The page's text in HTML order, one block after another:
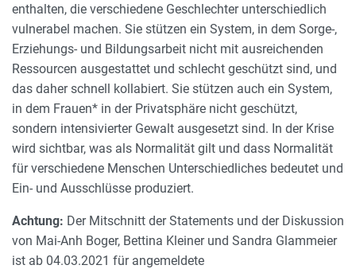
enthalten, die verschiedene Geschlechter unterschiedlich
vulnerabel machen. Sie stützen ein System, in dem Sorge-,
Erziehungs- und Bildungsarbeit nicht mit ausreichenden
Ressourcen ausgestattet und schlecht geschützt sind, und
das daher schnell kollabiert. Sie stützen auch ein System,
in dem Frauen* in der Privatsphäre nicht geschützt,
sondern intensivierter Gewalt ausgesetzt sind. In der Krise
wird sichtbar, was als Normalität gilt und dass Normalität
für verschiedene Menschen Unterschiedliches bedeutet und
Ein- und Ausschlüsse produziert.
Achtung: Der Mitschnitt der Statements und der Diskussion
von Mai-Anh Boger, Bettina Kleiner und Sandra Glammeier
ist ab 04.03.2021 für angemeldete